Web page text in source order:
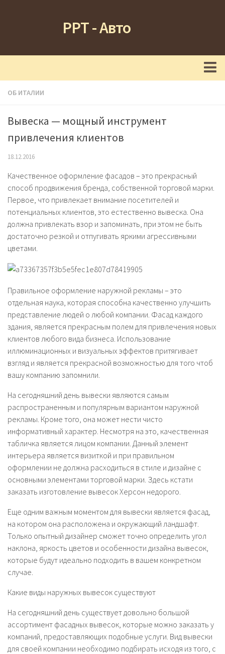
РРТ - Авто
Главная
Туризм
Футбол
Об Италии
ОБ ИТАЛИИ
Вывеска — мощный инструмент
привлечения клиентов
18.12.2016
Качественное оформление фасадов – это прекрасный
способ продвижения бренда, собственной торговой марки.
Первое, что привлекает внимание посетителей и
потенциальных клиентов, это естественно вывеска. Она
должна привлекать взор и запоминать, при этом не быть
достаточно резкой и отпугивать яркими агрессивными
цветами.
Правильное оформление наружной рекламы – это
отдельная наука, которая способна качественно улучшить
представление людей о любой компании. Фасад каждого
здания, является прекрасным полем для привлечения новых
клиентов любого вида бизнеса. Использование
иллюминационных и визуальных эффектов притягивает
взгляд и является прекрасной возможностью для того чтоб
вашу компанию запомнили.
На сегодняшний день вывески являются самым
распространенным и популярным вариантом наружной
рекламы. Кроме того, она может нести чисто
информативный характер. Несмотря на это, качественная
табличка является лицом компании. Данный элемент
интерьера является визиткой и при правильном
оформлении не должна расходиться в стиле и дизайне с
основными элементами торговой марки. Здесь кстати
заказать изготовление вывесок Херсон недорого.
Еще одним важным моментом для вывески является фасад,
на котором она расположена и окружающий ландшафт.
Только опытный дизайнер сможет точно определить угол
наклона, яркость цветов и особенности дизайна вывесок,
которые будут идеально подходить в вашем конкретном
случае.
Какие виды наружных вывесок существуют
На сегодняшний день существует довольно большой
ассортимент фасадных вывесок, которые можно заказать у
компаний, предоставляющих подобные услуги. Вид вывески
для своей компании необходимо подбирать исходя из того, с